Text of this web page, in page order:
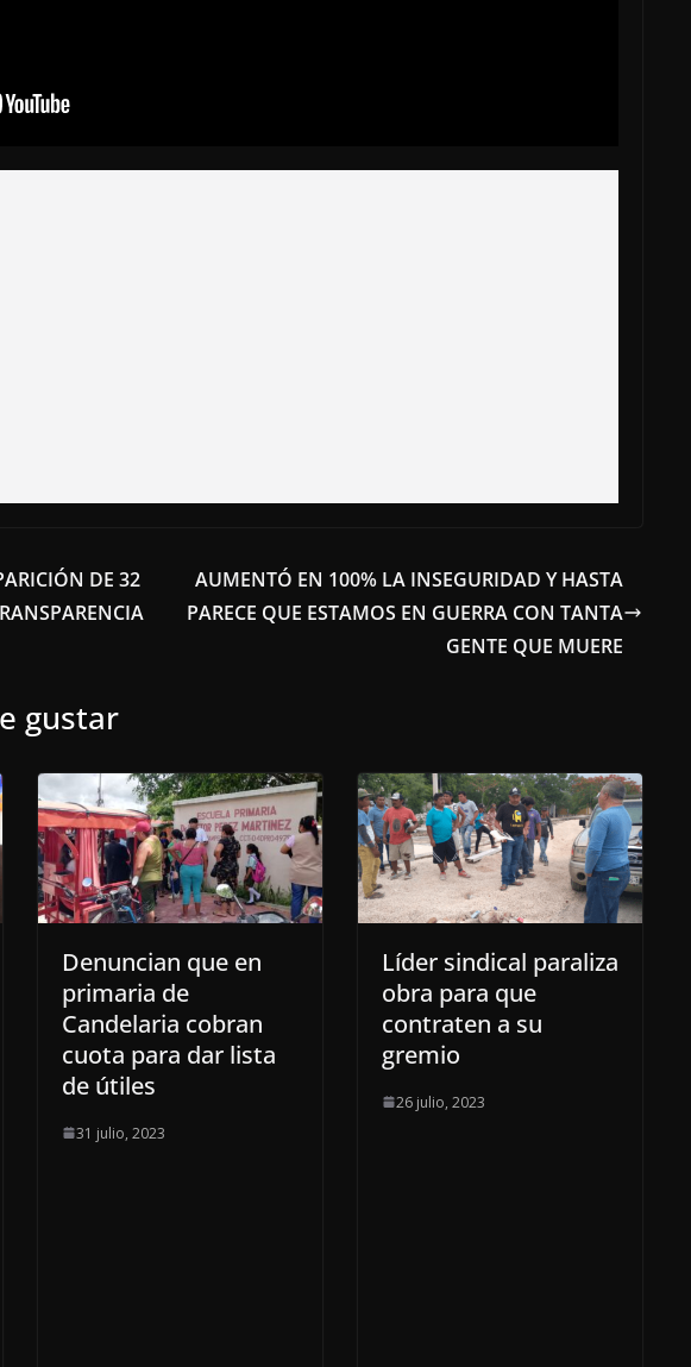
DE 32
AUMENTÓ EN 100% LA INSEGURIDAD Y HASTA
PARECE QUE ESTAMOS EN GUERRA CON TANTA
GENTE QUE MUERE
gustar
Denuncian que en
primaria de
Candelaria cobran
cuota para dar lista
de útiles
31 julio, 2023
Líder sindical paraliza
obra para que
contraten a su
gremio
26 julio, 2023